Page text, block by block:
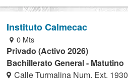
Instituto Calmecac
0 Mts
Privado (Activo 2026)
Bachillerato General - Matutino
Calle Turmalina Num. Ext. 1930